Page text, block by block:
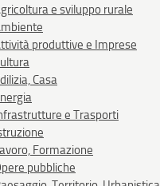
e sviluppo rurale
produttive e Imprese
Casa
e Trasporti
Formazione
pubbliche